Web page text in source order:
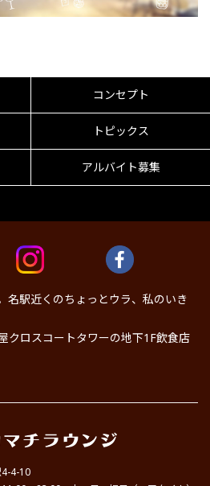
コンセプト
トピックス
アルバイト募集
名駅近くのちょっとウラ、私のいき
クロスコートタワーの地下1F飲食店
4-10